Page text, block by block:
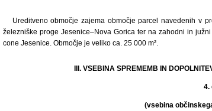
Ureditveno območje zajema območje parcel navedenih v
železniške proge Jesenice–Nova Gorica ter na zahodni in
cone Jesenice. Območje je veliko ca. 25 000 m².
III. VSEBINA SPREMEMB IN
4.
(vsebina